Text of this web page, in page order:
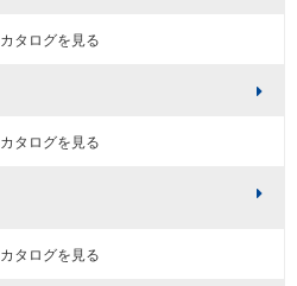
カタログを見る
カタログを見る
カタログを見る